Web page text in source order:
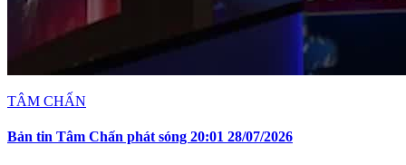
TÂM CHẤN
Bản tin Tâm Chấn phát sóng 20:01 28/07/2026